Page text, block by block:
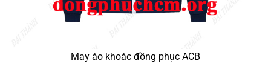
May áo khoác đồng phục ACB